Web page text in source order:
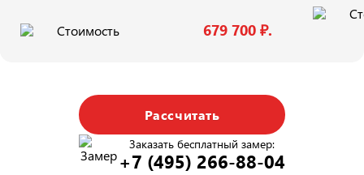
Стоимость 679 700 ₽.
Рассчитать
Заказать бесплатный замер:
+7 (495) 266-88-04